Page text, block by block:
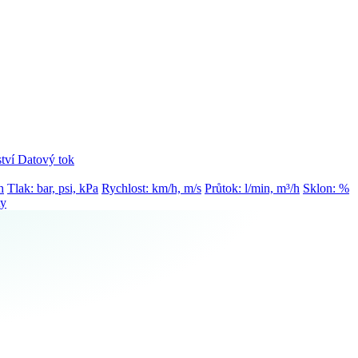
Datový tok
Tlak: bar, psi, kPa Rychlost: km/h, m/s Průtok: l/min, m³/h Sklon: %